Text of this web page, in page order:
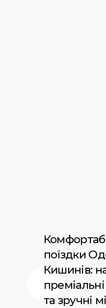
поїздки
Кишинів:
та зручні